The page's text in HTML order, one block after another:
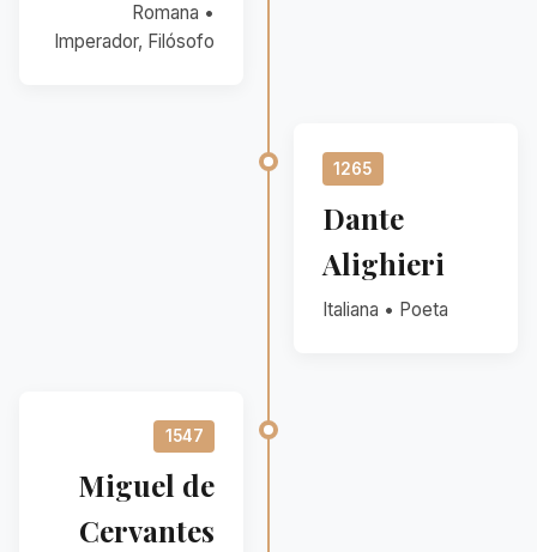
Romana •
Imperador, Filósofo
1265
Dante
Alighieri
Italiana • Poeta
1547
Miguel de
Cervantes